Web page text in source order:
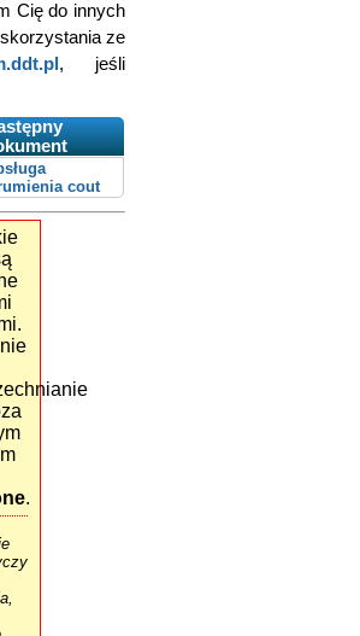
Cię do innych
ze
, jeśli
cout
.